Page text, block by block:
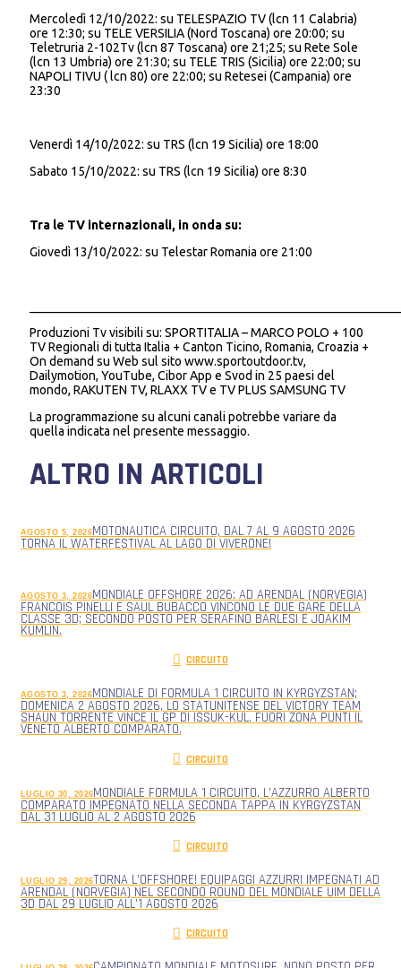
Mercoledì 12/10/2022: su TELESPAZIO TV (lcn 11 Calabria)
ore 12:30; su TELE VERSILIA (Nord Toscana) ore 20:00; su
Teletruria 2-102Tv (lcn 87 Toscana) ore 21;25; su Rete Sole
(lcn 13 Umbria) ore 21:30; su TELE TRIS (Sicilia) ore 22:00; su
NAPOLI TIVU ( lcn 80) ore 22:00; su Retesei (Campania) ore
23:30
Venerdì 14/10/2022: su TRS (lcn 19 Sicilia) ore 18:00
Sabato 15/10/2022: su TRS (lcn 19 Sicilia) ore 8:30
Tra le TV internazionali, in onda su:
Giovedì 13/10/2022: su Telestar Romania ore 21:00
Produzioni Tv visibili su: SPORTITALIA – MARCO POLO + 100
TV Regionali di tutta Italia + Canton Ticino, Romania, Croazia +
On demand su Web sul sito www.sportoutdoor.tv,
Dailymotion, YouTube, Cibor App e Svod in 25 paesi del
mondo, RAKUTEN TV, RLAXX TV e TV PLUS SAMSUNG TV
La programmazione su alcuni canali potrebbe variare da
quella indicata nel presente messaggio.
ALTRO IN ARTICOLI
AGOSTO 5, 2026MOTONAUTICA CIRCUITO, DAL 7 AL 9 AGOSTO 2026
TORNA IL WATERFESTIVAL AL LAGO DI VIVERONE!
AGOSTO 3, 2026MONDIALE OFFSHORE 2026: AD ARENDAL (NORVEGIA)
FRANCOIS PINELLI E SAUL BUBACCO VINCONO LE DUE GARE DELLA
CLASSE 3D; SECONDO POSTO PER SERAFINO BARLESI E JOAKIM
KUMLIN.
CIRCUITO
AGOSTO 3, 2026MONDIALE DI FORMULA 1 CIRCUITO IN KYRGYZSTAN;
DOMENICA 2 AGOSTO 2026, LO STATUNITENSE DEL VICTORY TEAM
SHAUN TORRENTE VINCE IL GP DI ISSUK-KUL. FUORI ZONA PUNTI IL
VENETO ALBERTO COMPARATO.
CIRCUITO
LUGLIO 30, 2026MONDIALE FORMULA 1 CIRCUITO, L’AZZURRO ALBERTO
COMPARATO IMPEGNATO NELLA SECONDA TAPPA IN KYRGYZSTAN
DAL 31 LUGLIO AL 2 AGOSTO 2026
CIRCUITO
LUGLIO 29, 2026TORNA L’OFFSHORE! EQUIPAGGI AZZURRI IMPEGNATI AD
ARENDAL (NORVEGIA) NEL SECONDO ROUND DEL MONDIALE UIM DELLA
3D DAL 29 LUGLIO ALL’1 AGOSTO 2026
CIRCUITO